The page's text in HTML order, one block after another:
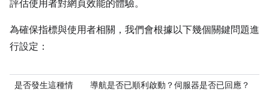
評估使用者對網頁效能的體驗。
為確保指標與使用者相關，我們會根據以下幾個關鍵問題進
行設定：
是否發生這種情
導航是否已順利啟動？伺服器是否已回應？